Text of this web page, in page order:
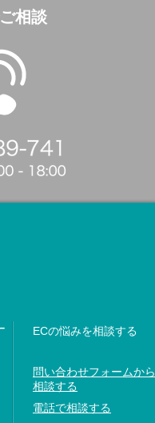
相談
ECの悩みを相談する
問い合わせフォームから
相談する
電話で相談する